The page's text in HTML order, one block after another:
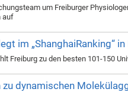
um Freiburger
auf
im „ShanghaiRanking“
Freiburg zu den besten 101-150
dynamischen